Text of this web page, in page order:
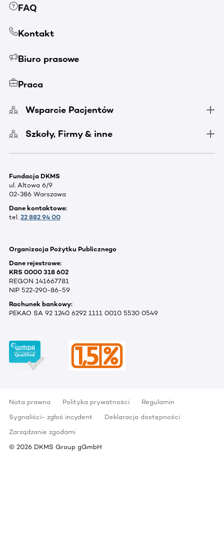
FAQ
Kontakt
Biuro prasowe
Praca
Wsparcie Pacjentów
Szkoły, Firmy & inne
Fundacja DKMS
ul. Altowa 6/9
02-386 Warszawa
Dane kontaktowe:
tel. 22 882 94 00
Organizacja Pożytku Publicznego
Dane rejestrowe:
KRS 0000 318 602
REGON 141667781
NIP 522-290-86-59
Rachunek bankowy:
PEKAO SA 92 1240 6292 1111 0010 5530 0549
Nota prawna Polityka prywatności
Regulamin
Sygnaliści- zgłoś incydent
Deklaracja dostępności
Zarządzanie zgodami
© 2026 DKMS Group gGmbH